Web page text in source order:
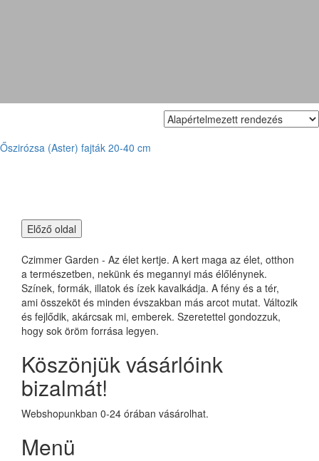
Őszirózsa (Aster) fajták 20-40 cm
Czimmer Garden - Az élet kertje. A kert maga az élet, otthon
a természetben, nekünk és megannyi más élőlénynek.
Színek, formák, illatok és ízek kavalkádja. A fény és a tér,
ami összeköt és minden évszakban más arcot mutat. Változik
és fejlődik, akárcsak mi, emberek. Szeretettel gondozzuk,
hogy sok öröm forrása legyen.
Köszönjük vásárlóink
bizalmát!
Webshopunkban 0-24 órában vásárolhat.
Menü